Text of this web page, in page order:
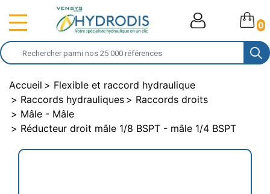
0
Accueil
Flexible et raccord hydraulique
Raccords hydrauliques
Raccords droits
Mâle - Mâle
Réducteur droit mâle 1/8 BSPT - mâle 1/4 BSPT